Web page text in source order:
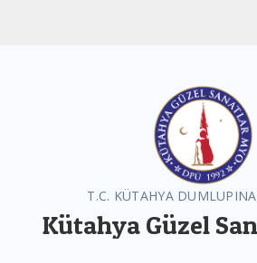
T.C. KÜTAHYA
Kütahya Güzel